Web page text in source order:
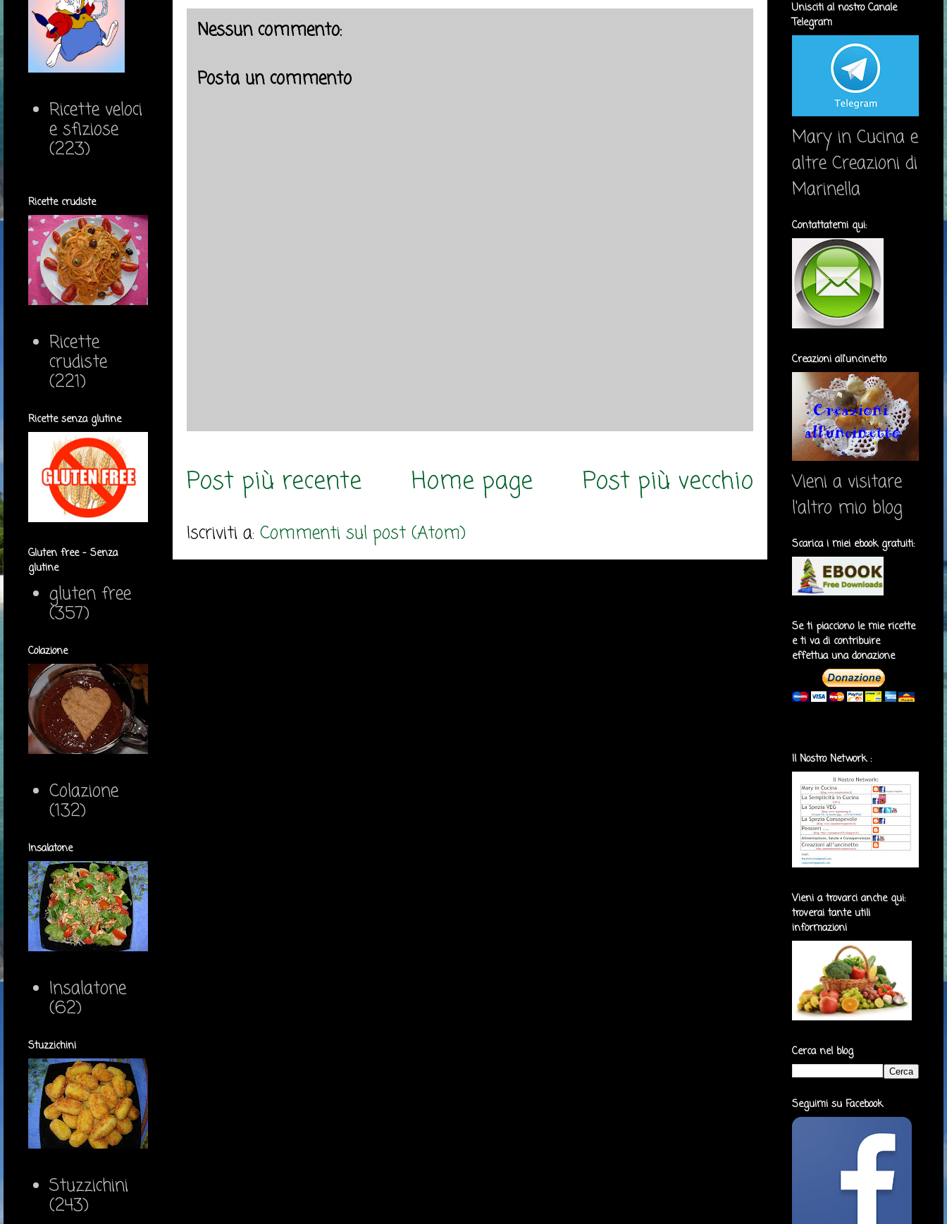
Nessun commento:
Posta un commento
Post più recente Post più vecchio
Home page
Iscriviti a: Commenti sul post (Atom)
Ricette veloci
e sfiziose
(223)
Ricette crudiste
Ricette
crudiste
(221)
Ricette senza glutine
Gluten free - Senza
glutine
gluten free
(357)
Colazione
Colazione
(132)
Insalatone
Insalatone
(62)
Stuzzichini
Stuzzichini
(243)
Unisciti al nostro Canale
Telegram
Mary in Cucina e
altre Creazioni di
Marinella
Contattatemi qui:
Creazioni all'uncinetto
Vieni a visitare
l'altro mio blog
Scarica i miei ebook gratuiti:
Se ti piacciono le mie ricette
e ti va di contribuire
effettua una donazione
Il Nostro Network :
Vieni a trovarci anche qui:
troverai tante utili
informazioni
Cerca nel blog
Seguimi su Facebook